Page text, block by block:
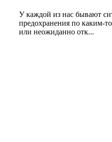
У каждой из нас бывают
предохранения по каким-
или неожиданно отк...